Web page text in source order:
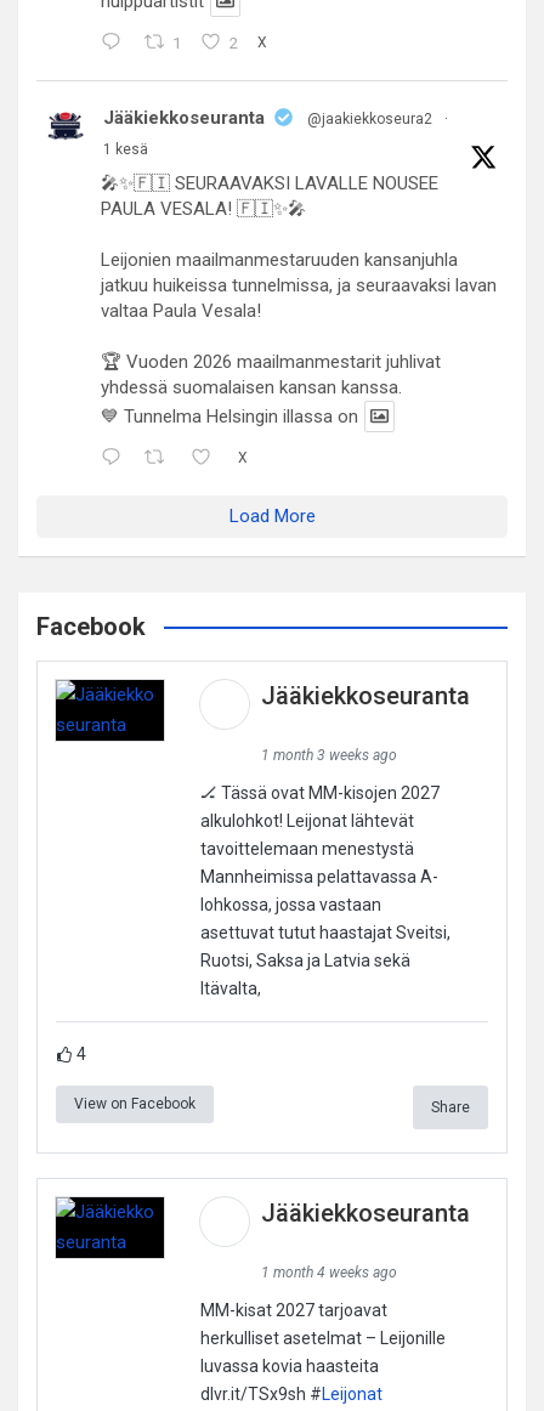
1 2 X
Jääkiekkoseuranta @jaakiekkoseura2
·
1 kesä
🎤✨🇫🇮 SEURAAVAKSI LAVALLE NOUSEE
PAULA VESALA! 🇫🇮✨🎤
Leijonien maailmanmestaruuden kansanjuhla
jatkuu huikeissa tunnelmissa, ja seuraavaksi lavan
valtaa Paula Vesala!
🏆 Vuoden 2026 maailmanmestarit juhlivat
yhdessä suomalaisen kansan kanssa.
💙 Tunnelma Helsingin illassa on
X
Load More
Facebook
Jääkiekkoseuranta
1 month 3 weeks ago
🏒 Tässä ovat MM-kisojen 2027
alkulohkot! Leijonat lähtevät
tavoittelemaan menestystä
Mannheimissa pelattavassa A-
lohkossa, jossa vastaan
asettuvat tutut haastajat Sveitsi,
Ruotsi, Saksa ja Latvia sekä
Itävalta,
4
View on Facebook Share
Jääkiekkoseuranta
1 month 4 weeks ago
MM-kisat 2027 tarjoavat
herkulliset asetelmat – Leijonille
luvassa kovia haasteita
dlvr.it/TSx9sh #Leijonat